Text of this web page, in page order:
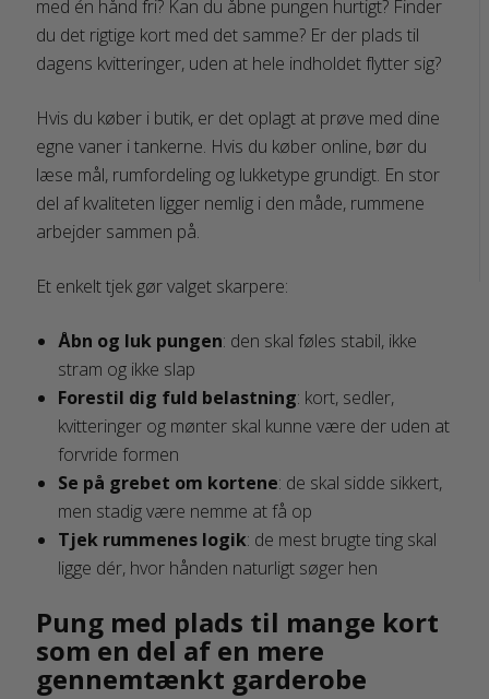
med én hånd fri? Kan du åbne pungen hurtigt? Finder
du det rigtige kort med det samme? Er der plads til
dagens kvitteringer, uden at hele indholdet flytter sig?
Hvis du køber i butik, er det oplagt at prøve med dine
egne vaner i tankerne. Hvis du køber online, bør du
læse mål, rumfordeling og lukketype grundigt. En stor
del af kvaliteten ligger nemlig i den måde, rummene
arbejder sammen på.
Et enkelt tjek gør valget skarpere:
Åbn og luk pungen: den skal føles stabil, ikke
stram og ikke slap
Forestil dig fuld belastning: kort, sedler,
kvitteringer og mønter skal kunne være der uden at
forvride formen
Se på grebet om kortene: de skal sidde sikkert,
men stadig være nemme at få op
Tjek rummenes logik: de mest brugte ting skal
ligge dér, hvor hånden naturligt søger hen
Pung med plads til mange kort
som en del af en mere
gennemtænkt garderobe